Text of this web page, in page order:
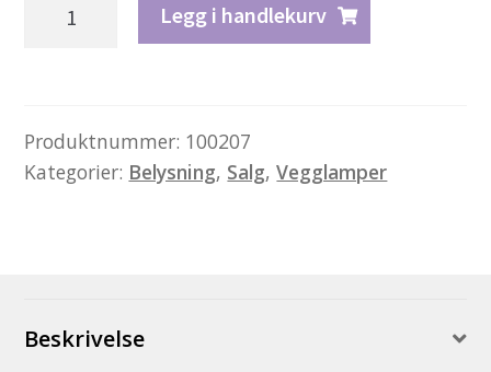
Legg i handlekurv
Produktnummer: 100207
Kategorier: Belysning, Salg,Vegglamper
Beskrivelse